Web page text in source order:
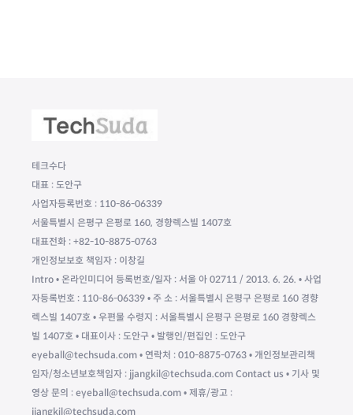
테크수다
대표 : 도안구
사업자등록번호 : 110-86-06339
서울특별시 은평구 은평로 160, 경향렉스빌 1407호
대표전화 : +82-10-8875-0763
개인정보보호 책임자 : 이창길
Intro • 온라인미디어 등록번호/일자 : 서울 아 02711 / 2013. 6. 26. • 사업
자등록번호 : 110-86-06339 • 주 소 : 서울특별시 은평구 은평로 160 경향
렉스빌 1407호 • 우편물 수령지 : 서울특별시 은평구 은평로 160 경향렉스
빌 1407호 • 대표이사 : 도안구 • 발행인/편집인 : 도안구
eyeball@techsuda.com • 연락처 : 010-8875-0763 • 개인정보관리책
임자/청소년보호책임자 : jjangkil@techsuda.com Contact us • 기사 및
영상 문의 : eyeball@techsuda.com • 제휴/광고 :
jjangkil@techsuda.com